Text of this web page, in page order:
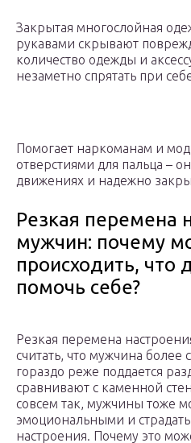
Закрытая многослойная
рукавами скрывают
количество одежды и
незаметно спрятать при
Помогает наркоманам и
отверстиями для пальца –
движениях и надежно
Резкая перемена
мужчин: почему
происходить, что
помочь себе?
Резкая перемена
считать, что мужчина
гораздо реже поддается
сравнивают с каменной
совсем так, мужчины тоже
эмоциональными и
настроения. Почему это